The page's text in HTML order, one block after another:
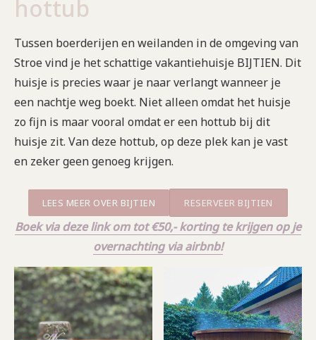
hottub
Tussen boerderijen en weilanden in de omgeving van
Stroe vind je het schattige vakantiehuisje BIJTIEN. Dit
huisje is precies waar je naar verlangt wanneer je
een nachtje weg boekt. Niet alleen omdat het huisje
zo fijn is maar vooral omdat er een hottub bij dit
huisje zit. Van deze hottub, op deze plek kan je vast
en zeker geen genoeg krijgen.
LEES MEER OVER BIJTIEN RESERVEER BIJTIEN
Boek via deze link om tot €50,- korting te krijgen op je
overnachting via airbnb!